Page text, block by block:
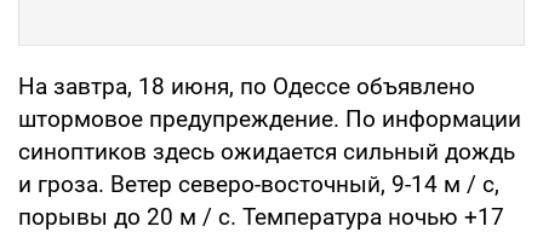
На завтра, 18 июня, по Одессе объявлено
штормовое предупреждение. По информации
синоптиков здесь ожидается сильный дождь
и гроза. Ветер северо-восточный, 9-14 м / с,
порывы до 20 м / с. Температура ночью +17